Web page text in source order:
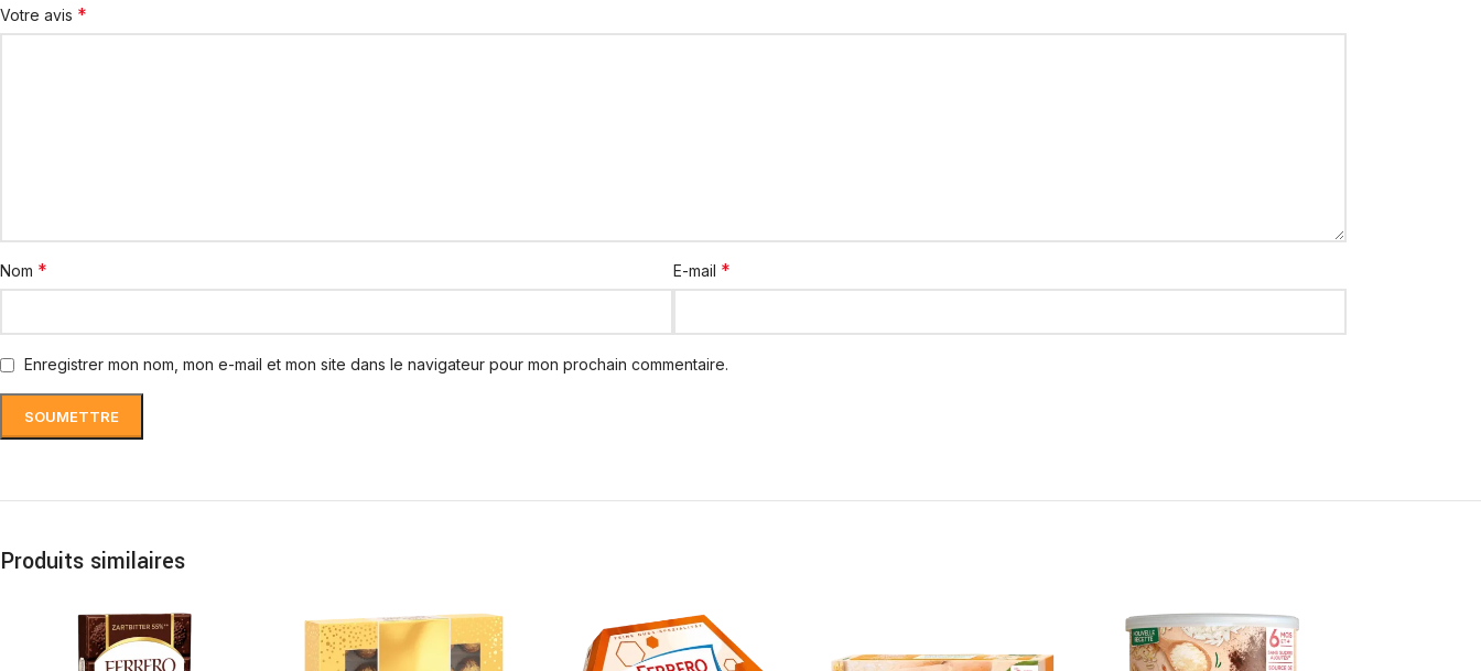
Votre avis *
Nom * E-mail *
Enregistrer mon nom, mon e-mail et mon site dans le navigateur pour mon prochain commentaire.
Produits similaires